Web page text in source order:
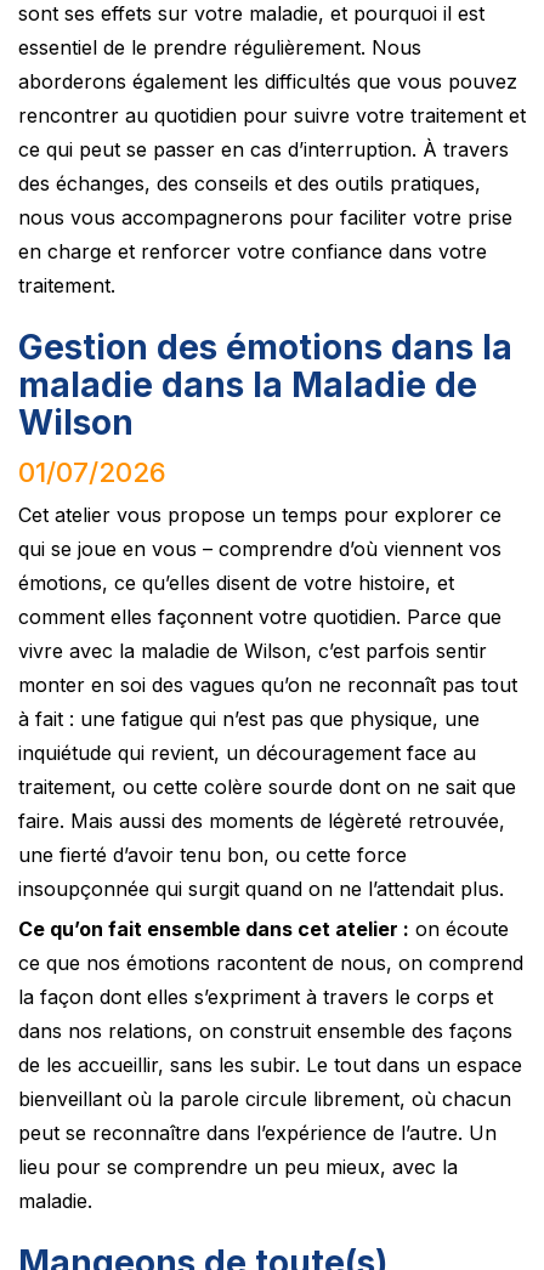
sont ses effets sur votre maladie, et pourquoi il est
essentiel de le prendre régulièrement. Nous
aborderons également les difficultés que vous pouvez
rencontrer au quotidien pour suivre votre traitement et
ce qui peut se passer en cas d’interruption. À travers
des échanges, des conseils et des outils pratiques,
nous vous accompagnerons pour faciliter votre prise
en charge et renforcer votre confiance dans votre
traitement.
Gestion des émotions dans la
maladie dans la Maladie de
Wilson
01/07/2026
Cet atelier vous propose un temps pour explorer ce
qui se joue en vous – comprendre d’où viennent vos
émotions, ce qu’elles disent de votre histoire, et
comment elles façonnent votre quotidien. Parce que
vivre avec la maladie de Wilson, c’est parfois sentir
monter en soi des vagues qu’on ne reconnaît pas tout
à fait : une fatigue qui n’est pas que physique, une
inquiétude qui revient, un découragement face au
traitement, ou cette colère sourde dont on ne sait que
faire. Mais aussi des moments de légèreté retrouvée,
une fierté d’avoir tenu bon, ou cette force
insoupçonnée qui surgit quand on ne l’attendait plus.
Ce qu’on fait ensemble dans cet atelier : on écoute
ce que nos émotions racontent de nous, on comprend
la façon dont elles s’expriment à travers le corps et
dans nos relations, on construit ensemble des façons
de les accueillir, sans les subir. Le tout dans un espace
bienveillant où la parole circule librement, où chacun
peut se reconnaître dans l’expérience de l’autre. Un
lieu pour se comprendre un peu mieux, avec la
maladie.